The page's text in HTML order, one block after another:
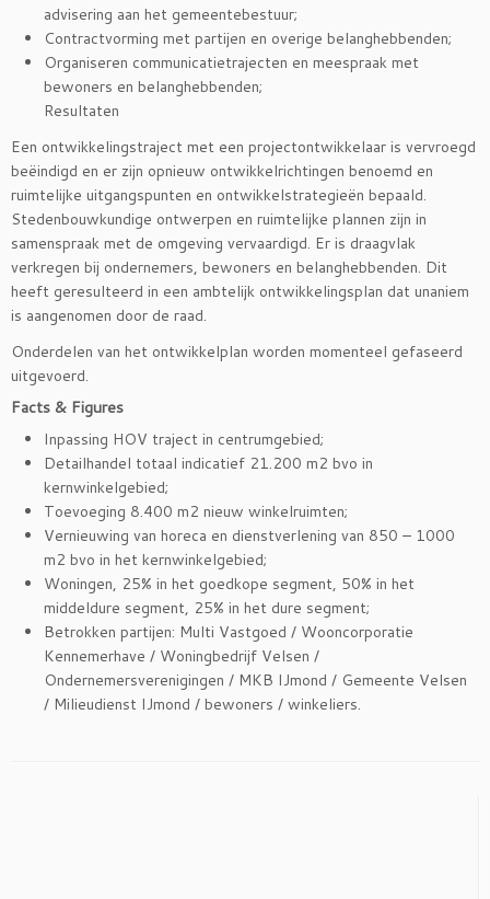
advisering aan het gemeentebestuur;
Contractvorming met partijen en overige belanghebbenden;
Organiseren communicatietrajecten en meespraak met
bewoners en belanghebbenden;
Resultaten
Een ontwikkelingstraject met een projectontwikkelaar is vervroegd
beëindigd en er zijn opnieuw ontwikkelrichtingen benoemd en
ruimtelijke uitgangspunten en ontwikkelstrategieën bepaald.
Stedenbouwkundige ontwerpen en ruimtelijke plannen zijn in
samenspraak met de omgeving vervaardigd. Er is draagvlak
verkregen bij ondernemers, bewoners en belanghebbenden. Dit
heeft geresulteerd in een ambtelijk ontwikkelingsplan dat unaniem
is aangenomen door de raad.
Onderdelen van het ontwikkelplan worden momenteel gefaseerd
uitgevoerd.
Facts & Figures
Inpassing HOV traject in centrumgebied;
Detailhandel totaal indicatief 21.200 m2 bvo in
kernwinkelgebied;
Toevoeging 8.400 m2 nieuw winkelruimten;
Vernieuwing van horeca en dienstverlening van 850 – 1000
m2 bvo in het kernwinkelgebied;
Woningen, 25% in het goedkope segment, 50% in het
middeldure segment, 25% in het dure segment;
Betrokken partijen: Multi Vastgoed / Wooncorporatie
Kennemerhave / Woningbedrijf Velsen /
Ondernemersverenigingen / MKB IJmond / Gemeente Velsen
/ Milieudienst IJmond / bewoners / winkeliers.